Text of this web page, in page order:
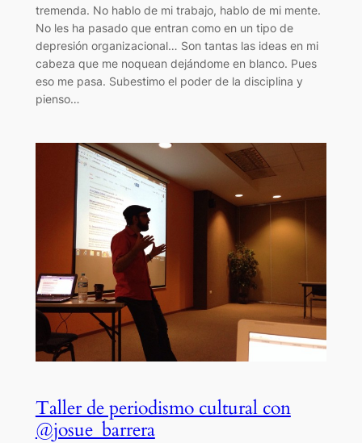
tremenda. No hablo de mi trabajo, hablo de mi mente.
No les ha pasado que entran como en un tipo de
depresión organizacional… Son tantas las ideas en mi
cabeza que me noquean dejándome en blanco. Pues
eso me pasa. Subestimo el poder de la disciplina y
pienso…
Taller de periodismo cultural con
@josue_barrera